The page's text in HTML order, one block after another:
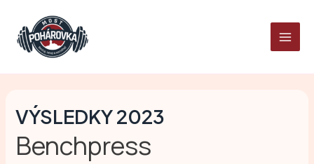
obsah
VÝSLEDKY 2023
Benchpress